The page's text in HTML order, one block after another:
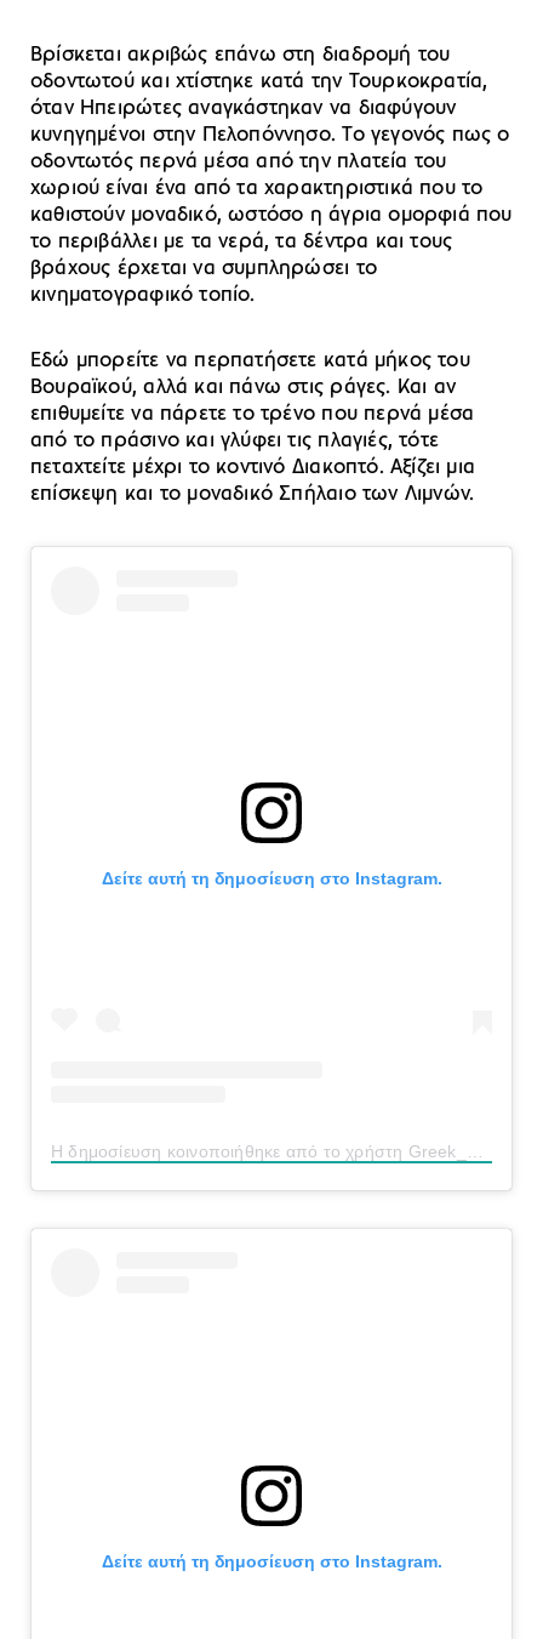
Βρίσκεται ακριβώς επάνω στη διαδρομή του
οδοντωτού και χτίστηκε κατά την Τουρκοκρατία,
όταν Ηπειρώτες αναγκάστηκαν να διαφύγουν
κυνηγημένοι στην Πελοπόννησο. Το γεγονός πως ο
οδοντωτός περνά μέσα από την πλατεία του
χωριού είναι ένα από τα χαρακτηριστικά που το
καθιστούν μοναδικό, ωστόσο η άγρια ομορφιά που
το περιβάλλει με τα νερά, τα δέντρα και τους
βράχους έρχεται να συμπληρώσει το
κινηματογραφικό τοπίο.
Εδώ μπορείτε να περπατήσετε κατά μήκος του
Βουραϊκού, αλλά και πάνω στις ράγες. Και αν
επιθυμείτε να πάρετε το τρένο που περνά μέσα
από το πράσινο και γλύφει τις πλαγιές, τότε
πεταχτείτε μέχρι το κοντινό Διακοπτό. Αξίζει μια
επίσκεψη και το μοναδικό Σπήλαιο των Λιμνών.
Δείτε αυτή τη δημοσίευση στο Instagram.
Η δημοσίευση κοινοποιήθηκε από το χρήστη Greek_go (@greek_go)
Δείτε αυτή τη δημοσίευση στο Instagram.